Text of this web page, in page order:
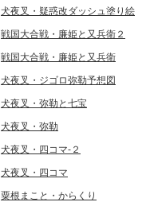
犬夜叉・疑惑改ダッシュ塗り絵
戦国大合戦・廉姫と又兵衛２
戦国大合戦・廉姫と又兵衛
犬夜叉・ジゴロ弥勒予想図
犬夜叉・弥勒と七宝
犬夜叉・弥勒
犬夜叉・四コマ-２
犬夜叉・四コマ
粟根まこと・からくり